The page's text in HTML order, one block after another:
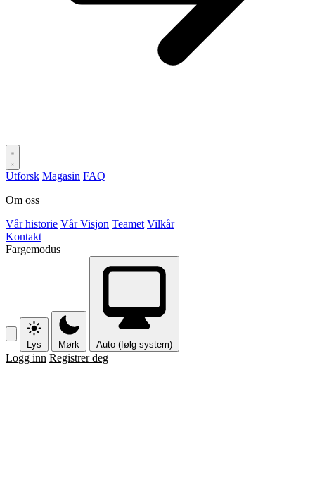
Utforsk Magasin FAQ
Om oss
Vår historie Vår Visjon Teamet Vilkår
Kontakt
Fargemodus
Lys Mørk Auto (følg system)
Logg inn Registrer deg